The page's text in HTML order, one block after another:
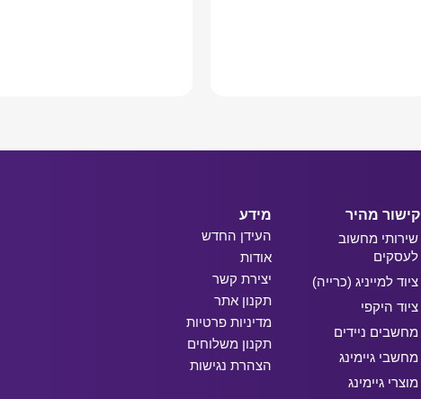
קישור מהיר
שירותי מחשוב
לעסקים
ציוד למייניג (כרייה)
ציוד היקפי
מחשבים ניידים
מחשבי גיימינג
מוצרי גיימינג
מידע
העידן החדש
אודות
יצירת קשר
תקנון אתר
מדיניות פרטיות
תקנון משלוחים
הצהרת נגישות